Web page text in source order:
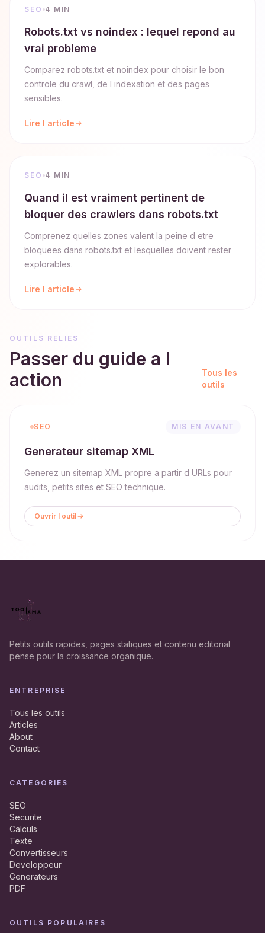
SEO 4 MIN
Robots.txt vs noindex : lequel repond au
vrai probleme
Comparez robots.txt et noindex pour choisir le bon
controle du crawl, de l indexation et des pages
sensibles.
Lire l article
SEO 4 MIN
Quand il est vraiment pertinent de
bloquer des crawlers dans robots.txt
Comprenez quelles zones valent la peine d etre
bloquees dans robots.txt et lesquelles doivent rester
explorables.
Lire l article
OUTILS RELIES
Passer du guide a l
action
Tous les
outils
SEO MIS EN AVANT
Generateur sitemap XML
Generez un sitemap XML propre a partir d URLs pour
audits, petits sites et SEO technique.
Ouvrir l outil
Petits outils rapides, pages statiques et contenu editorial
pense pour la croissance organique.
ENTREPRISE
Tous les outils
Articles
About
Contact
CATEGORIES
SEO
Securite
Calculs
Texte
Convertisseurs
Developpeur
Generateurs
PDF
OUTILS POPULAIRES